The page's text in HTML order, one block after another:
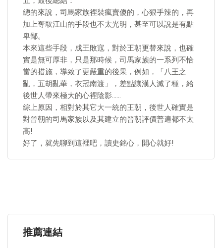
總的來說，司馬家族裡裝瘋賣傻的，心狠手辣的，再
加上奪取江山的手段也不太光明，甚至可以說是有點
卑鄙。
本來這些手段，成王敗寇，對於王朝更替來說，也確
實是無可厚非，只是那時候，司馬家族的一系列不恰
當的措施，導致了更嚴重的後果，例如，「八王之
亂，五胡亂華，衣冠南渡」，差點讓漢人滅了種，給
後世人帶來極大的心裡陰影……
綜上原因，相對於其它大一統的王朝，後世人確實是
對晉朝的司馬家族以及其建立的晉朝評價普遍都不太
高!
好了，就先聊到這裡吧，讀史銘心，開心就好!
推薦連結